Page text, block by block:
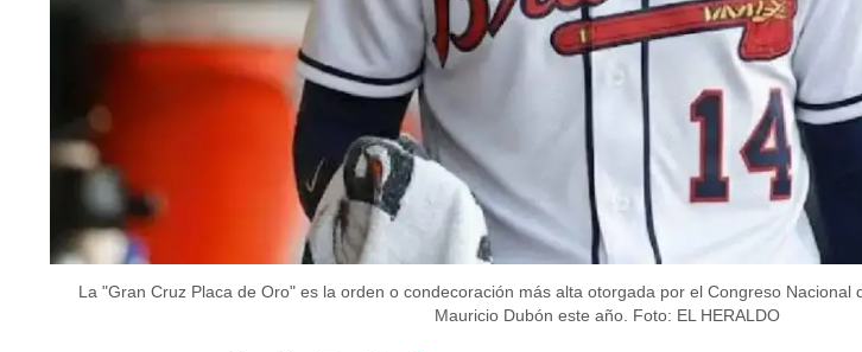
La "Gran Cruz Placa de Oro" es la orden o condecoración más alta otorgada por el Congreso Nacional
Mauricio Dubón este año. Foto: EL HERALDO